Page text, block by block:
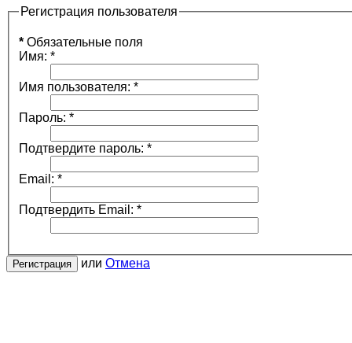
Регистрация пользователя
* Обязательные поля
Имя: *
Имя пользователя: *
Пароль: *
Подтвердите пароль: *
Email: *
Подтвердить Email: *
Регистрация или Отмена